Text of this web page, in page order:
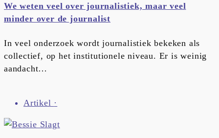
We weten veel over journalistiek, maar veel
minder over de journalist
In veel onderzoek wordt journalistiek bekeken als
collectief, op het institutionele niveau. Er is weinig
aandacht…
Artikel ·